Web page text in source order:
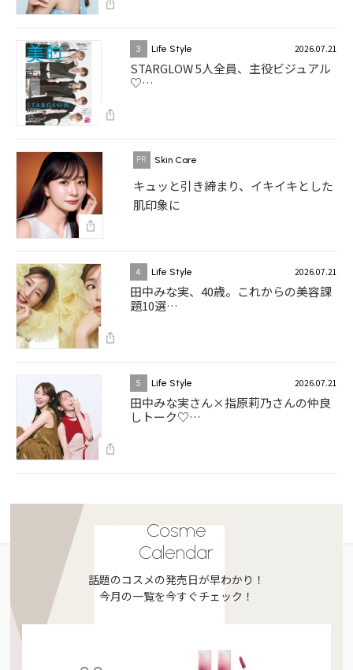
3 Life Style 2026.07.21
STARGLOW 5人全員、主役ビジュアル
♡…
Skin Care
キュッと引き締まり、イキイキとした
肌印象に
4 Life Style 2026.07.21
田中みな実、40歳。これからの美容課
題10選…
5 Life Style 2026.07.21
田中みな実さん×指原莉乃さんの仲良
しトーク♡…
Cosme
Calendar
話題のコスメの発売日が早わかり！
今月の一覧を今すぐチェック！